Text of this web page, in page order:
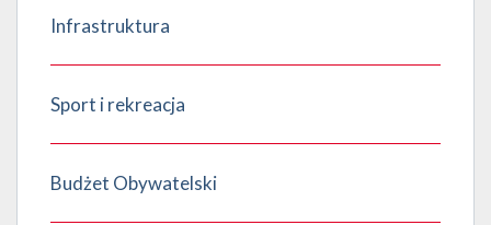
Infrastruktura
Sport i rekreacja
Budżet Obywatelski